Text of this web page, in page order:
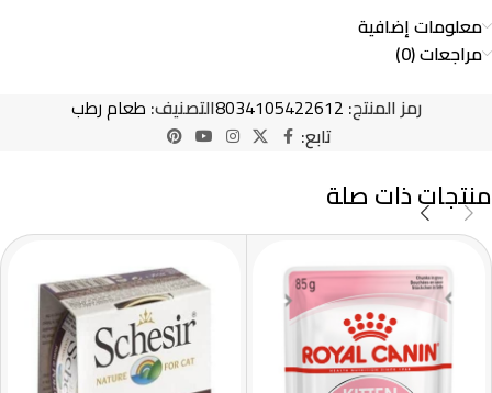
معلومات إضافية
مراجعات (0)
رمز المنتج: 8034105422612التصنيف: طعام رطب
تابع:
منتجات ذات صلة